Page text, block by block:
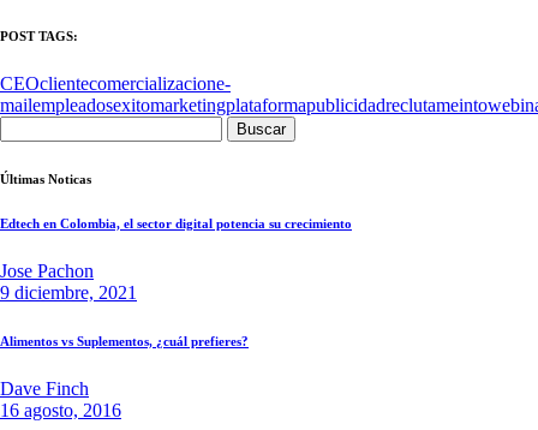
POST TAGS:
CEOclientecomercializacione-
mailempleadosexitomarketingplataformapublicidadreclutameinto
Últimas Noticas
Edtech en Colombia, el sector digital potencia su crecimiento
Jose Pachon
9 diciembre, 2021
Alimentos vs Suplementos, ¿cuál prefieres?
Dave Finch
16 agosto, 2016